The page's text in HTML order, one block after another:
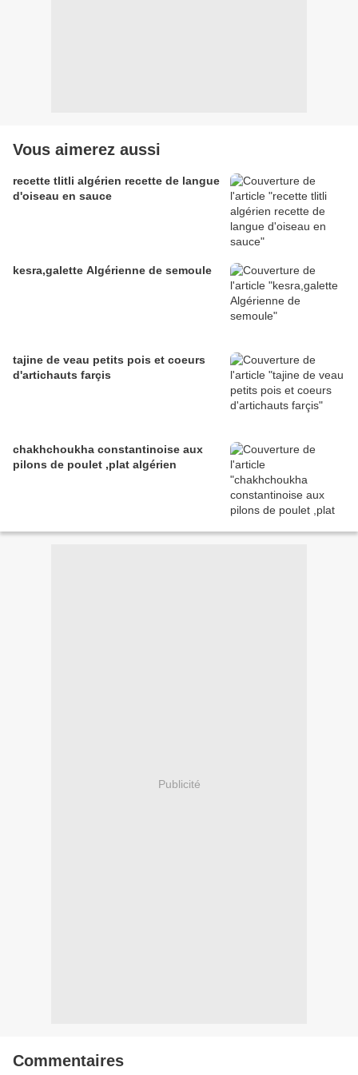
Vous aimerez aussi
recette tlitli algérien recette de langue
d'oiseau en sauce
kesra,galette Algérienne de semoule
tajine de veau petits pois et coeurs
d'artichauts farçis
chakhchoukha constantinoise aux
pilons de poulet ,plat algérien
Publicité
Commentaires